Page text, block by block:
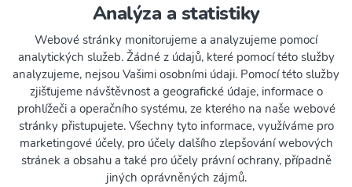
Analýza a statistiky
Webové stránky monitorujeme a analyzujeme pomocí
analytických služeb. Žádné z údajů, které pomocí této služby
analyzujeme, nejsou Vašimi osobními údaji. Pomocí této služby
zjišťujeme návštěvnost a geografické údaje, informace o
prohlížeči a operačního systému, ze kterého na naše webové
stránky přistupujete. Všechny tyto informace, využíváme pro
marketingové účely, pro účely dalšího zlepšování webových
stránek a obsahu a také pro účely právní ochrany, případně
jiných oprávněných zájmů.